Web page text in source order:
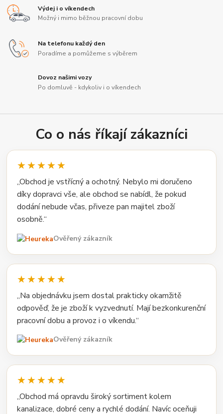
Výdej i o víkendech
Možný i mimo běžnou pracovní dobu
Na telefonu každý den
Poradíme a pomůžeme s výběrem
Dovoz našimi vozy
Po domluvě - kdykoliv i o víkendech
Co o nás říkají zákazníci
★★★★★
„Obchod je vstřícný a ochotný. Nebylo mi doručeno
díky dopravci vše, ale obchod se nabídl, že pokud
dodání nebude včas, přiveze pan majitel zboží
osobně.“
Ověřený zákazník
★★★★★
„Na objednávku jsem dostal prakticky okamžitě
odpověď, že je zboží k vyzvednutí. Mají bezkonkurenční
pracovní dobu a provoz i o víkendu.“
Ověřený zákazník
★★★★★
„Obchod má opravdu široký sortiment kolem
kanalizace, dobré ceny a rychlé dodání. Navíc oceňuji